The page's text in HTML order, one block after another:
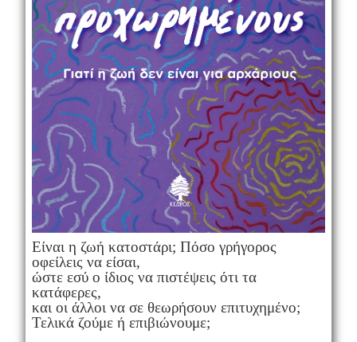
Είναι η ζωή κατοστάρι; Πόσο γρήγορος
οφείλεις να είσαι,
ώστε εσύ ο ίδιος να πιστέψεις ότι τα
κατάφερες,
και οι άλλοι να σε θεωρήσουν επιτυχημένο;
Τελικά ζούμε ή επιβιώνουμε;